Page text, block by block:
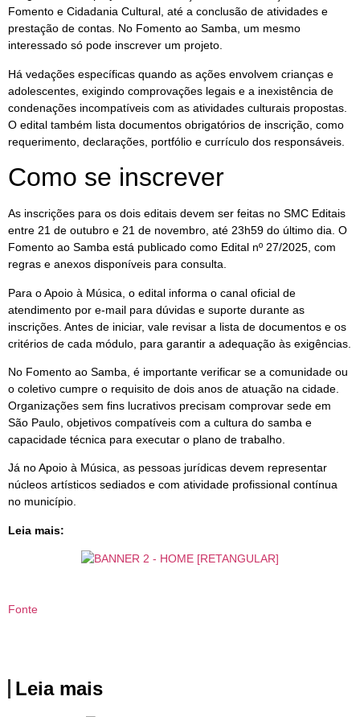
Fomento e Cidadania Cultural, até a conclusão de atividades e
prestação de contas. No Fomento ao Samba, um mesmo
interessado só pode inscrever um projeto.
Há vedações específicas quando as ações envolvem crianças e
adolescentes, exigindo comprovações legais e a inexistência de
condenações incompatíveis com as atividades culturais propostas.
O edital também lista documentos obrigatórios de inscrição, como
requerimento, declarações, portfólio e currículo dos responsáveis.
Como se inscrever
As inscrições para os dois editais devem ser feitas no SMC Editais
entre 21 de outubro e 21 de novembro, até 23h59 do último dia. O
Fomento ao Samba está publicado como Edital nº 27/2025, com
regras e anexos disponíveis para consulta.
Para o Apoio à Música, o edital informa o canal oficial de
atendimento por e-mail para dúvidas e suporte durante as
inscrições. Antes de iniciar, vale revisar a lista de documentos e os
critérios de cada módulo, para garantir a adequação às exigências.
No Fomento ao Samba, é importante verificar se a comunidade ou
o coletivo cumpre o requisito de dois anos de atuação na cidade.
Organizações sem fins lucrativos precisam comprovar sede em
São Paulo, objetivos compatíveis com a cultura do samba e
capacidade técnica para executar o plano de trabalho.
Já no Apoio à Música, as pessoas jurídicas devem representar
núcleos artísticos sediados e com atividade profissional contínua
no município.
Leia mais:
Fonte
Leia mais